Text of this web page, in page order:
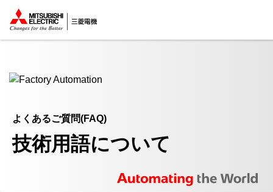
ここから本文
よくあるご質問(FAQ)
技術用語について